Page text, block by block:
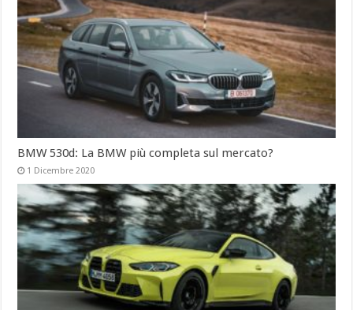
BMW 530d: La BMW più completa sul mercato?
1 Dicembre 2020